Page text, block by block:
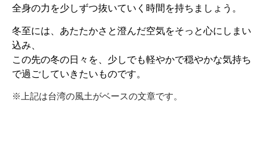
全身の力を少しずつ抜いていく時間を持ちましょう。
冬至には、あたたかさと澄んだ空気をそっと心にしまい
込み、
この先の冬の日々を、少しでも軽やかで穏やかな気持ち
で過ごしていきたいものです。
※上記は台湾の風土がベースの文章です。